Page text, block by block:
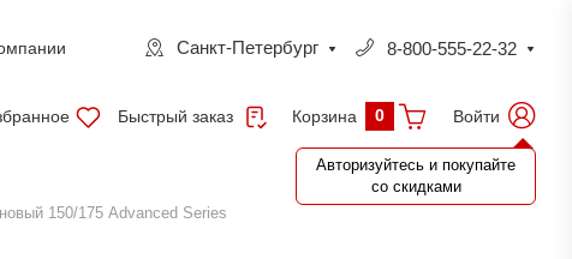
Санкт-Петербург 8-800-555-22-32
Быстрый заказ Корзина 0 Войти
Авторизуйтесь и покупайте
со скидками
150/175 Advanced Series